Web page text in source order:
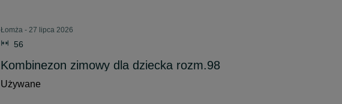
Łomża - 27 lipca 2026
56
Kombinezon zimowy dla dziecka rozm.98
Używane